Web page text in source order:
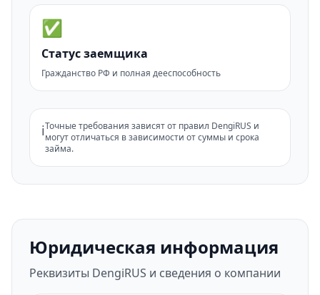
✅
Статус заемщика
Гражданство РФ и полная дееспособность
ℹ️Точные требования зависят от правил DengiRUS и
могут отличаться в зависимости от суммы и срока
займа.
Юридическая информация
Реквизиты DengiRUS и сведения о компании